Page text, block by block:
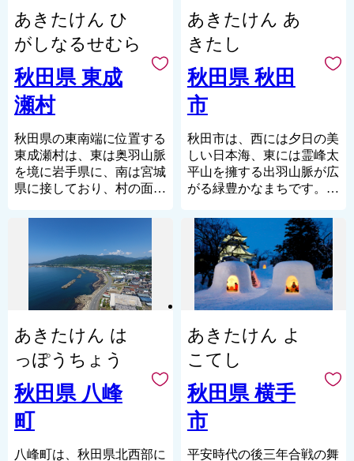
成しています。
全国から200種、2,000本を
集めた40haにおよぶ桜の里
「日本国花苑」には、パタ
ーゴルフ場、テニスコー
ト、子ども遊戯広場、バラ
園等も整備され、四季折々
の花が咲き、いつ訪れても
楽しめる魅力いっぱいの公
園となっています。
自然がいっぱいの井川町。
ふるさと納税を通じて、井
すと幸いです。
夏祭りも盛んで、1万5000
発の大輪の花を夜空に打ち
上げ、本格的な夏の始まり
を告げる「能代の花火」、
阿倍比羅夫や坂上田村麻呂
と蝦夷との戦いが起源とさ
る「役七夕」、平成25年に
1世紀の時を経て復活を果
たした、日本一の高さ
（24.1m）を誇る大型城郭
見所がたくさんあります。
皆様のお越しを心よりお待
ちしております。
あきたけん ひ
がしなるせむら
秋田県 東成
瀬村
秋田県の東南端に位置する
東成瀬村は、東は奥羽山脈
を境に岩手県に、南は宮城
県に接しており、村の面積
る、栗駒国定公園の山々に
まれた村です。
中央部を縦断する成瀬川で
は清流のシンボル、イワナ
やヤマメが棲み、ホタルが
景が今もなお、色濃く残っ
ています。
あきたけん あ
きたし
秋田県 秋田
市
秋田市は、西には夕日の美
しい日本海、東には霊峰太
平山を擁する出羽山脈が広
がる緑豊かなまちです。
くから米どころ・酒どころ
としても知られています。
８月３日から６日に開催さ
れる東北三大まつりの1つ
「秋田竿燈まつり」は、俵
型をした提灯を竿に吊して
操って力と技を競う祭りで
す。通りを埋め尽くす竿燈
の光が黄金色に輝く、その
妙技は圧巻です。
豊かで美しい環境に恵まれ
ながらも、駅、高速道路、
節点となっており、県庁所
あきたけん は
っぽうちょう
秋田県 八峰
町
八峰町は、秋田県北西部に
あきたけん よ
こてし
秋田県 横手
市
平安時代の後三年合戦の舞